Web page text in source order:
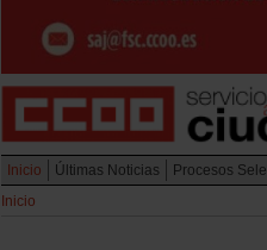
Inicio Últimas Noticias Procesos
Inicio